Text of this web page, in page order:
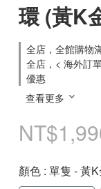
環 (黃K
全店，全館購物
全店，< 海外訂
優惠
查看更多
顏色 : 單隻 - 黃